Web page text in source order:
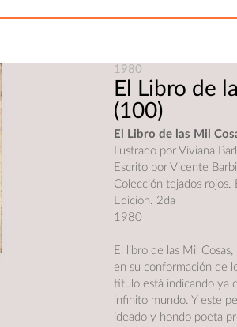
1980
El Libro de
(100)
El Libro de las Mil
Ilustrado por Viviana
Escrito por Vicente
Colección tejados rojos.
Edición. 2da
1980
El libro de las Mil
en su conformación de
título está indicando ya
infinito mundo. Y este
ideado y hondo poeta